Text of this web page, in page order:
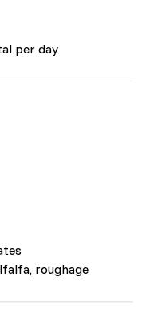
per day
roughage